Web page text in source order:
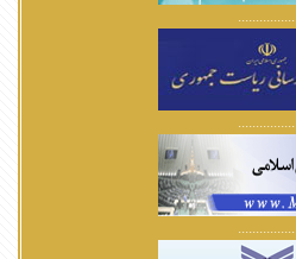
................
................
................